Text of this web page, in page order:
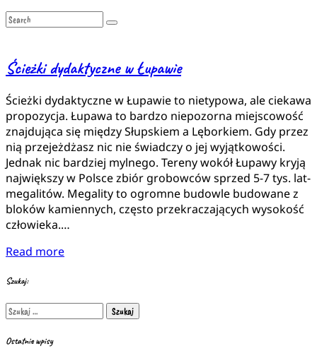
Ścieżki dydaktyczne w Łupawie
Ścieżki dydaktyczne w Łupawie to nietypowa, ale ciekawa
propozycja. Łupawa to bardzo niepozorna miejscowość
znajdująca się między Słupskiem a Lęborkiem. Gdy przez
nią przejeżdżasz nic nie świadczy o jej wyjątkowości.
Jednak nic bardziej mylnego. Tereny wokół Łupawy kryją
największy w Polsce zbiór grobowców sprzed 5-7 tys. lat-
megalitów. Megality to ogromne budowle budowane z
bloków kamiennych, często przekraczających wysokość
człowieka.…
Read more
Szukaj:
Szukaj:
Ostatnie wpisy